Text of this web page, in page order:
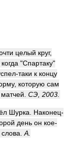
целый круг,
"Спартаку"
таки к концу
которую сам
СЭ, 2003.
Шурка. Наконец-
день он кое-
А.